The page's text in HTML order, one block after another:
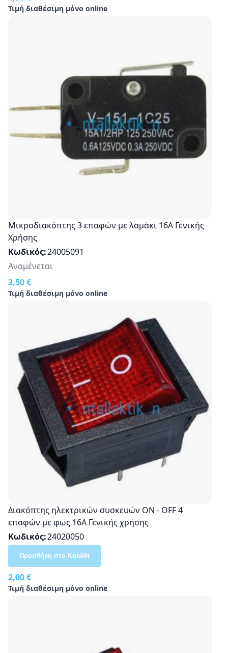
Τιμή διαθέσιμη μόνο online
Μικροδιακόπτης 3 επαφών με λαμάκι 16Α Γενικής
Χρήσης
Κωδικός 24005091
3,50 €
Τιμή διαθέσιμη μόνο online
Αναμένεται
Διακόπτης ηλεκτρικών συσκευών ΟΝ - OFF 4
επαφών με φως 16A Γενικής χρήσης
Κωδικός 24020050
2,00 €
Τιμή διαθέσιμη μόνο online
Προσθήκη στο Καλάθι